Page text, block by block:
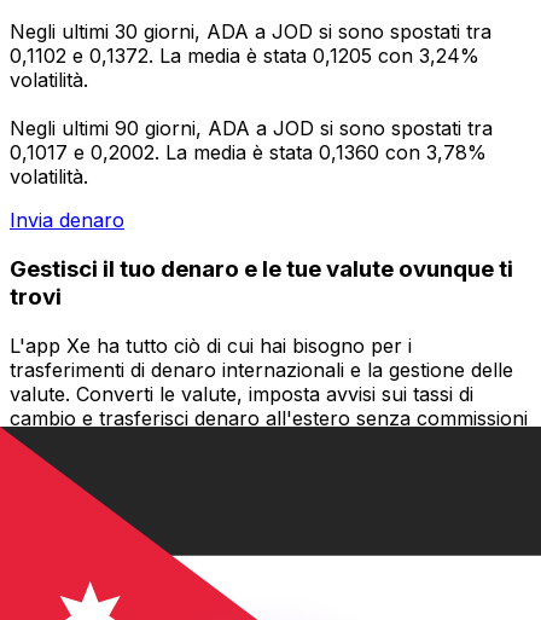
Negli ultimi 30 giorni, ADA a JOD si sono spostati tra
0,1102 e 0,1372. La media è stata 0,1205 con 3,24%
volatilità.
Negli ultimi 90 giorni, ADA a JOD si sono spostati tra
0,1017 e 0,2002. La media è stata 0,1360 con 3,78%
volatilità.
Invia denaro
Gestisci il tuo denaro e le tue valute ovunque ti
trovi
L'app Xe ha tutto ciò di cui hai bisogno per i
trasferimenti di denaro internazionali e la gestione delle
valute. Converti le valute, imposta avvisi sui tassi di
cambio e trasferisci denaro all'estero senza commissioni
nascoste. Scaricala oggi stesso!